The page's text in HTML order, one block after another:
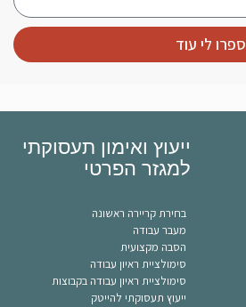
ספרו לי עוד
ייעוץ ואימון תעסוקתי
למגזר הפרטי
בחירת קריירה ראשונה
מעבר עבודה
הסבה מקצועית
סימולציית ראיון עבודה
סימולציית ראיון עבודה בקבוצות
ייעוץ תעסוקתי להייטק